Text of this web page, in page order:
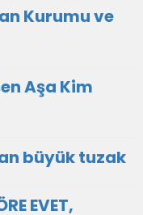
Kurumu ve
Aşa Kim
büyük tuzak
EVET,